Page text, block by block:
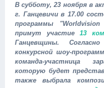
В субботу, 23 ноября в
г. Ганцевичи в 17.00
программы
примут участие13
Ганцевщины.
конкурсной шоу-
команда-участница
которую будет
также выбрала